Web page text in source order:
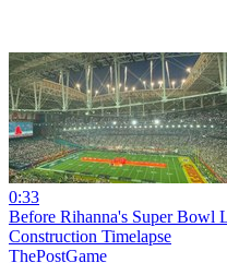
0:33
Before Rihanna's Super Bowl
Construction Timelapse
ThePostGame